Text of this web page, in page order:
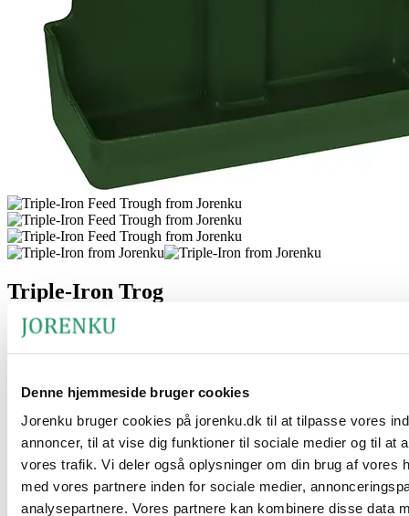
Denne hjemmeside bruger cookies
Jorenku bruger cookies på jorenku.dk til at tilpasse vores
annoncer, til at vise dig funktioner til sociale medier og til at
vores trafik. Vi deler også oplysninger om din brug af vores
med vores partnere inden for sociale medier,
analysepartnere. Vores partnere kan kombinere disse data
Triple-Iron Trog
Der Triple-Iron-Trog ist die ideale Futtertrog für Saugferkel. Er
Vorteile des Produkts
Dieser Trog bietet eine praktische Alternative zur Ausbringung von
Triple-Irondirekt auf dem Boden. Durch die kontrollierte und
präzise Dosierung des Eisenpräparats stellt der Trog sicher, dass die
Saugferkel die richtige Menge Eisen aufnehmen können.